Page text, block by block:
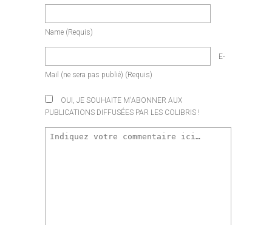
Name (requis)
E-
Mail (ne sera pas publié) (requis)
OUI, JE SOUHAITE M'ABONNER AUX
PUBLICATIONS DIFFUSÉES PAR LES COLIBRIS !